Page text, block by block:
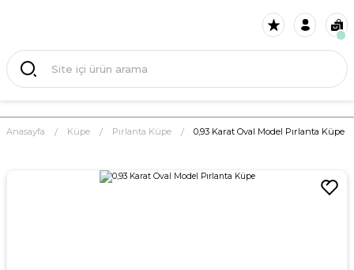
Anasayfa Küpe Pırlanta Küpe 0,93 Karat Oval Model Pırlanta Küpe